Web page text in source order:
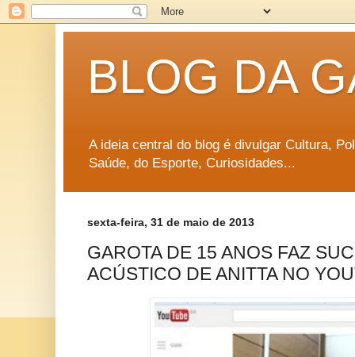
BLOG DA
A ideia central do blog é divulgar Cultura,
Saúde, do Esporte, Curiosidades...
sexta-feira, 31 de maio de 2013
GAROTA DE 15 ANOS FAZ
ACÚSTICO DE ANITTA NO